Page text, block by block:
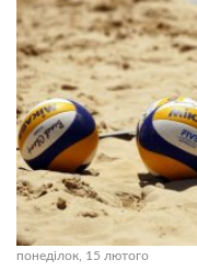
понеділок, 15 лютого